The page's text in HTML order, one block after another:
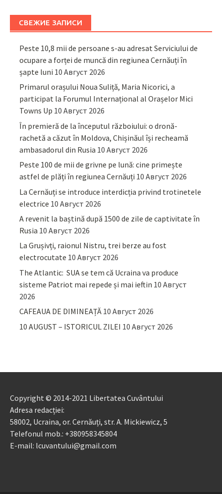
СВЕЖИЕ ЗАПИСИ
Peste 10,8 mii de persoane s-au adresat Serviciului de
ocupare a forței de muncă din regiunea Cernăuți în
șapte luni 10 Август 2026
Primarul orașului Noua Suliță, Maria Nicorici, a
participat la Forumul Internațional al Orașelor Mici
Towns Up 10 Август 2026
În premieră de la începutul războiului: o dronă-
rachetă a căzut în Moldova, Chișinăul își recheamă
ambasadorul din Rusia 10 Август 2026
Peste 100 de mii de grivne pe lună: cine primește
astfel de plăți în regiunea Cernăuți 10 Август 2026
La Cernăuți se introduce interdicția privind trotinetele
electrice 10 Август 2026
A revenit la baștină după 1500 de zile de captivitate în
Rusia 10 Август 2026
La Grușivți, raionul Nistru, trei berze au fost
electrocutate 10 Август 2026
The Atlantic: SUA se tem că Ucraina va produce
sisteme Patriot mai repede și mai ieftin 10 Август
2026
CAFEAUA DE DIMINEAȚĂ 10 Август 2026
10 AUGUST – ISTORICUL ZILEI 10 Август 2026
Copyright © 2014-2021 Libertatea Cuvântului
Adresa redacției:
58002, Ucraina, or. Cernăuți, str. A. Mickiewicz, 5
Telefonul mob.: +380958345804
E-mail: lcuvantului@gmail.com